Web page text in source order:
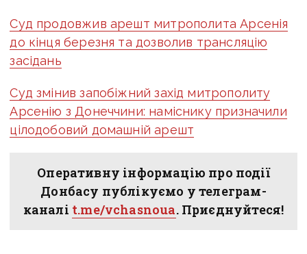
Суд продовжив арешт митрополита Арсенія
до кінця березня та дозволив трансляцію
засідань
Суд змінив запобіжний захід митрополиту
Арсенію з Донеччини: наміснику призначили
цілодобовий домашній арешт
Оперативну інформацію про події
Донбасу публікуємо у телеграм-
каналі t.me/vchasnoua. Приєднуйтеся!